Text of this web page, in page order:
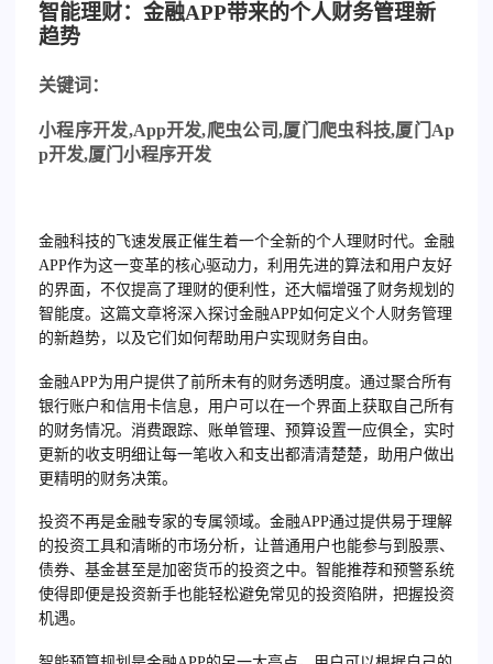
智能理财：金融APP带来的个人财务管理新
趋势
关键词：
小程序开发,App开发,爬虫公司,厦门爬虫科技,厦门 Ap
p开发,厦门小程序开发
金融科技的飞速发展正催生着一个全新的个人理财时代。金融
APP作为这一变革的核心驱动力，利用先进的算法和用户友好
的界面，不仅提高了理财的便利性，还大幅增强了财务规划的
智能度。这篇文章将深入探讨金融APP如何定义个人财务管理
的新趋势，以及它们如何帮助用户实现财务自由。
金融APP为用户提供了前所未有的财务透明度。通过聚合所有
银行账户和信用卡信息，用户可以在一个界面上获取自己所有
的财务情况。消费跟踪、账单管理、预算设置一应俱全，实时
更新的收支明细让每一笔收入和支出都清清楚楚，助用户做出
更精明的财务决策。
投资不再是金融专家的专属领域。金融APP通过提供易于理解
的投资工具和清晰的市场分析，让普通用户也能参与到股票、
债券、基金甚至是加密货币的投资之中。智能推荐和预警系统
使得即便是投资新手也能轻松避免常见的投资陷阱，把握投资
机遇。